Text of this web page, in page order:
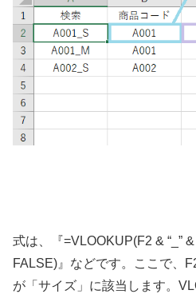
式は、『=VLOOKUP(F2 & “_”
FALSE)』などです。ここで、
が「サイズ」に該当します。